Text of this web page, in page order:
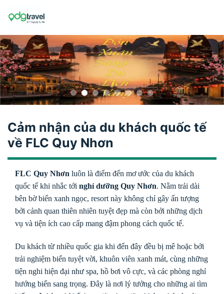
Cảm nhận của du khách quốc tế
về FLC Quy Nhơn
FLC Quy Nhơn luôn là điểm đến mơ ước của du khách
quốc tế khi nhắc tới nghỉ dưỡng Quy Nhơn. Nằm trải dài
bên bờ biển xanh ngọc, resort này không chỉ gây ấn tượng
bởi cảnh quan thiên nhiên tuyệt đẹp mà còn bởi những dịch
vụ và tiện ích cao cấp mang đậm phong cách quốc tế.
Du khách từ nhiều quốc gia khi đến đây đều bị mê hoặc bởi
trải nghiệm biển tuyệt vời, khuôn viên xanh mát, cùng những
tiện nghi hiện đại như spa, hồ bơi vô cực, và các phòng nghỉ
hướng biển sang trọng. Đây là nơi lý tưởng cho những ai tìm